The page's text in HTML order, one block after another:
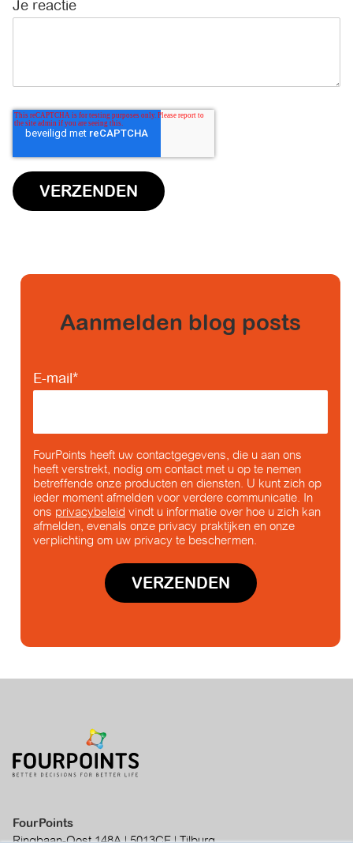
Je reactie
Aanmelden blog posts
E-mail*
FourPoints heeft uw contactgegevens, die u aan ons
heeft verstrekt, nodig om contact met u op te nemen
betreffende onze producten en diensten. U kunt zich op
ieder moment afmelden voor verdere communicatie. In
ons privacybeleid vindt u informatie over hoe u zich kan
afmelden, evenals onze privacy praktijken en onze
verplichting om uw privacy te beschermen.
FourPoints
Ringbaan-Oost 148A | 5013CE | Tilburg